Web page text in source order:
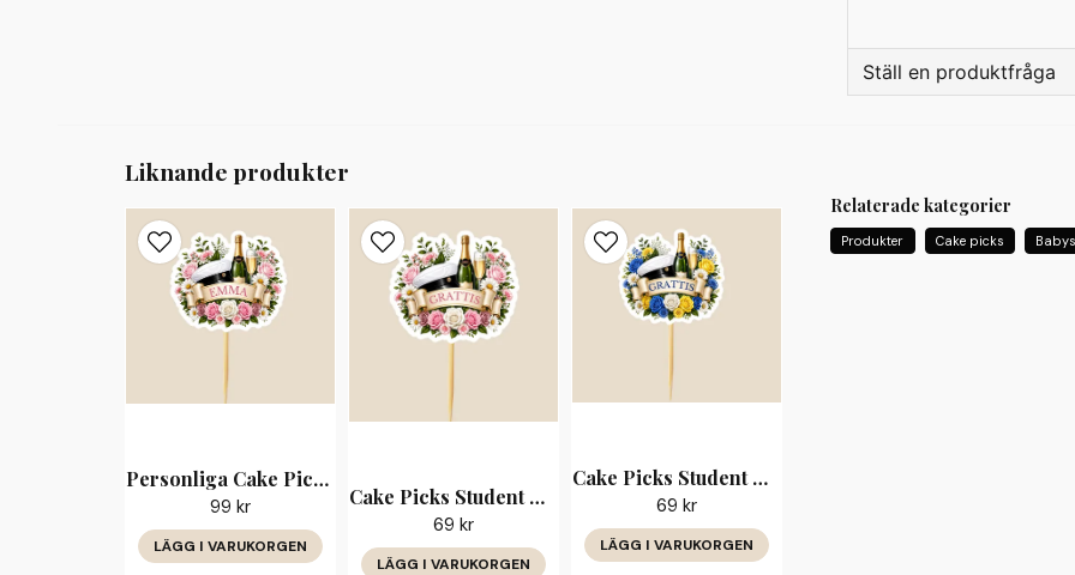
Material:
Tillverkningstid:
📦 Skickas spårbart med
Ställ en produktfråga
name
Namn
Liknande produkter
Personliga Cake Picks Student Rosa Blommor med Namn
99 kr
LÄGG I VARUKORGEN
Cake Picks Student Rosa Blommor Grattis
69 kr
LÄGG I VARUKORGEN
Cake Picks Student Blå Blommor Grattis
69 kr
LÄGG I VARUKORGEN
Relaterade kategorier
Produkter Cake picks